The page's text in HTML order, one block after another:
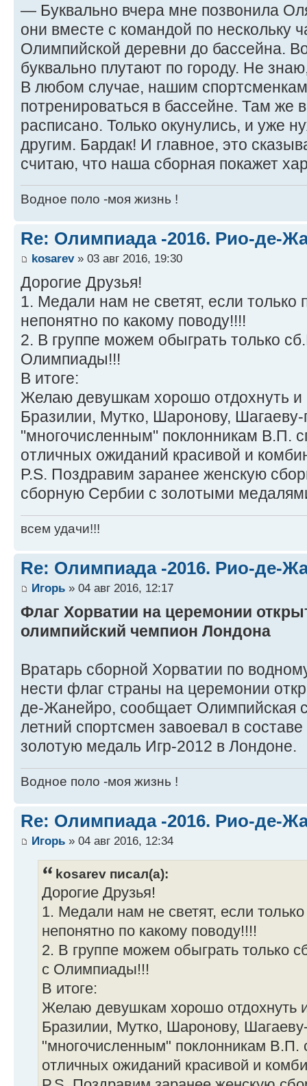
— Буквально вчера мне позвонила
они вместе с командой по нескольку
Олимпийской деревни до бассейна.
буквально плутают по городу. Не
В любом случае, нашим
потренироваться в бассейне. Там же
расписано. Только окунулись, и уже
другим. Бардак! И главное, это
считаю, что наша сборная покажет
Водное поло -моя жизнь !
Re: Олимпиада -2016. Рио-де-
kosarev» 03 авг 2016, 19:30
Дорогие Друзья!
1. Медали нам не светят, если только
непонятно по какому поводу!!!!
2. В группе можем обыграть только
Олимпиады!!!
В итоге:
Желаю девушкам хорошо отдохнуть и
Бразилии, Мутко, Шаронову, Шагаеву-
"многочисленным" поклонникам В.П.
отличных ожиданий красивой и
P.S. Поздравим заранее женскую
сборную Сербии с золотыми
всем удачи!!!
Re: Олимпиада -2016. Рио-де-
Игорь » 04 авг 2016, 12:17
Флаг Хорватии на церемонии
олимпийский чемпион Лондона
Вратарь сборной Хорватии по
нести флаг страны на церемонии
де-Жанейро, сообщает Олимпийская
летний спортсмен завоевал в
золотую медаль Игр-2012 в Лондоне.
Водное поло -моя жизнь !
Re: Олимпиада -2016. Рио-де-
Игорь » 04 авг 2016, 12:34
kosarev писал(а):
Дорогие Друзья!
1. Медали нам не светят, если
непонятно по какому поводу!!!!
2. В группе можем обыграть только
с Олимпиады!!!
В итоге:
Желаю девушкам хорошо отдохнуть
Бразилии, Мутко, Шаронову,
"многочисленным" поклонникам В.П.
отличных ожиданий красивой и